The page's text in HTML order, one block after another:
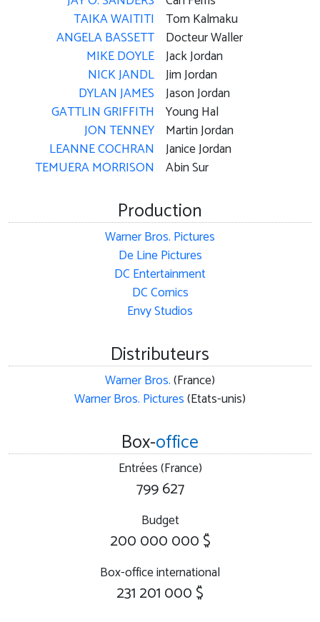
TAIKA WAITITI
ANGELA BASSETT
MIKE DOYLE
NICK JANDL
DYLAN JAMES
GATTLIN GRIFFITH
JON TENNEY
LEANNE COCHRAN
TEMUERA MORRISON
Tom Kalmaku
Docteur Waller
Jack Jordan
Jim Jordan
Jason Jordan
Young Hal
Martin Jordan
Janice Jordan
Abin Sur
Production
Warner Bros. Pictures
De Line Pictures
DC Entertainment
DC Comics
Envy Studios
Distributeurs
Warner Bros.(France)
Warner Bros. Pictures(Etats-unis)
Box-office
Entrées (France)
799 627
Budget
200 000 000 $
Box-office international
231 201 000 $